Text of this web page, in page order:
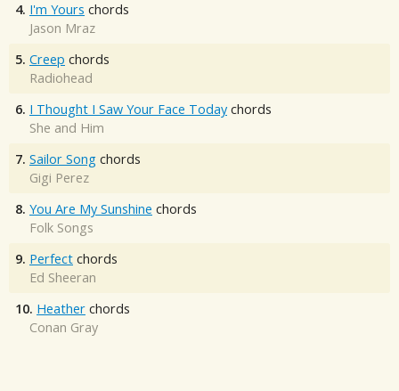
4. I'm Yours chords
Jason Mraz
5. Creep chords
Radiohead
6. I Thought I Saw Your Face Today chords
She and Him
7. Sailor Song chords
Gigi Perez
8. You Are My Sunshine chords
Folk Songs
9. Perfect chords
Ed Sheeran
10. Heather chords
Conan Gray